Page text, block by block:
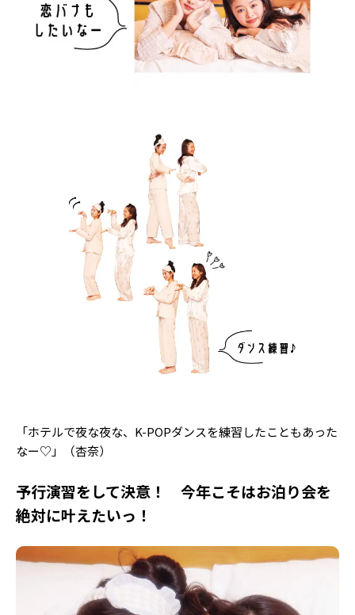
「ホテルで夜な夜な、K-POPダンスを練習したこともあった
なー♡」（杏奈）
予行演習をして決意！ 今年こそはお泊り会を
絶対に叶えたいっ！